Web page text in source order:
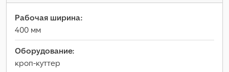
Рабочая ширина:
400 мм
Оборудование:
кроп-куттер